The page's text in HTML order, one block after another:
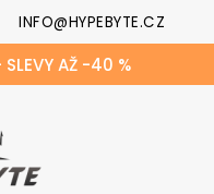
INFO@HYPEBYTE.CZ
SLEVY AŽ -40 %